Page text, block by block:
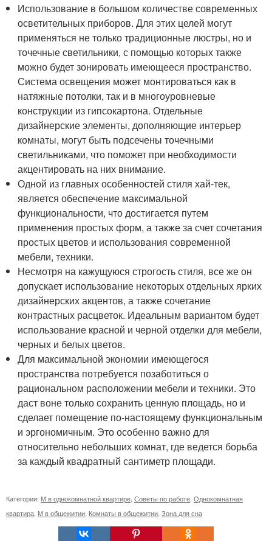
Использование в большом количестве современных
осветительных приборов. Для этих целей могут
применяться не только традиционные люстры, но и
точечные светильники, с помощью которых также
можно будет зонировать имеющееся пространство.
Система освещения может монтироваться как в
натяжные потолки, так и в многоуровневые
конструкции из гипсокартона. Отдельные
дизайнерские элементы, дополняющие интерьер
комнаты, могут быть подсечены точечными
светильниками, что поможет при необходимости
акцентировать на них внимание.
Одной из главных особенностей стиля хай-тек,
является обеспечение максимальной
функциональности, что достигается путем
применения простых форм, а также за счет сочетания
простых цветов и использования современной
мебели, техники.
Несмотря на кажущуюся строгость стиля, все же он
допускает использование некоторых отдельных ярких
дизайнерских акцентов, а также сочетание
контрастных расцветок. Идеальным вариантом будет
использование красной и черной отделки для мебели,
черных и белых цветов.
Для максимальной экономии имеющегося
пространства потребуется позаботиться о
рациональном расположении мебели и техники. Это
даст воне только сохранить ценную площадь, но и
сделает помещение по-настоящему функциональным
и эргономичным. Это особенно важно для
относительно небольших комнат, где ведется борьба
за каждый квадратный сантиметр площади.
Категории: М в однокомнатной квартире Советы по работе Однокомнатная
квартира М в общежитии Комнаты в общежитии Зона для сна